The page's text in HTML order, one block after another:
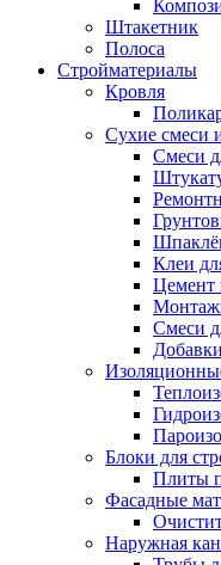
Штакетник
Полоса
Стройматериалы
Кровля
Сухие смеси
Смеси
Клеи
Цемент
Смеси
Блоки для
Плиты
Фасадные
Наружная